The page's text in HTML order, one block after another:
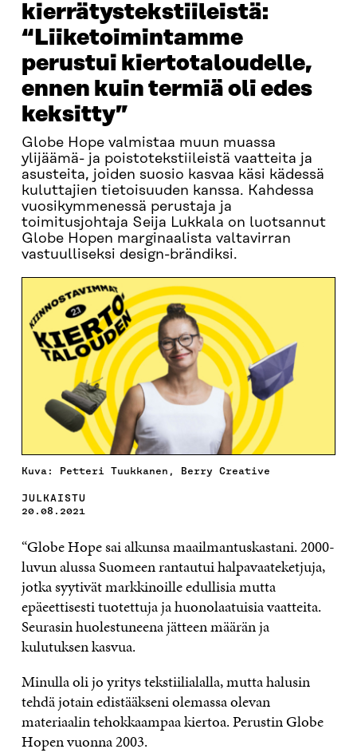
kierrätystekstiileistä:
“Liiketoimintamme
perustui kiertotaloudelle,
ennen kuin termiä oli edes
keksitty”
Globe Hope valmistaa muun muassa
ylijäämä- ja poistotekstiileistä vaatteita ja
asusteita, joiden suosio kasvaa käsi kädessä
kuluttajien tietoisuuden kanssa. Kahdessa
vuosikymmenessä perustaja ja
toimitusjohtaja Seija Lukkala on luotsannut
Globe Hopen marginaalista valtavirran
vastuulliseksi design-brändiksi.
Kuva: Petteri Tuukkanen, Berry Creative
JULKAISTU
20.08.2021
“Globe Hope sai alkunsa maailmantuskastani. 2000-
luvun alussa Suomeen rantautui halpavaateketjuja,
jotka syytivät markkinoille edullisia mutta
epäeettisesti tuotettuja ja huonolaatuisia vaatteita.
Seurasin huolestuneena jätteen määrän ja
kulutuksen kasvua.
Minulla oli jo yritys tekstiilialalla, mutta halusin
tehdä jotain edistääkseni olemassa olevan
materiaalin tehokkaampaa kiertoa. Perustin Globe
Hopen vuonna 2003.